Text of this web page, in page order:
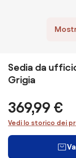
Sedia da
Grigia
369,99 €
Vedi lo storico dei